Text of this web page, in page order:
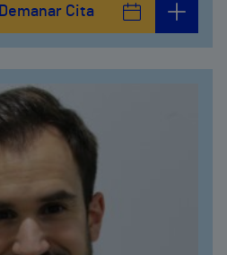
Demanar Cita